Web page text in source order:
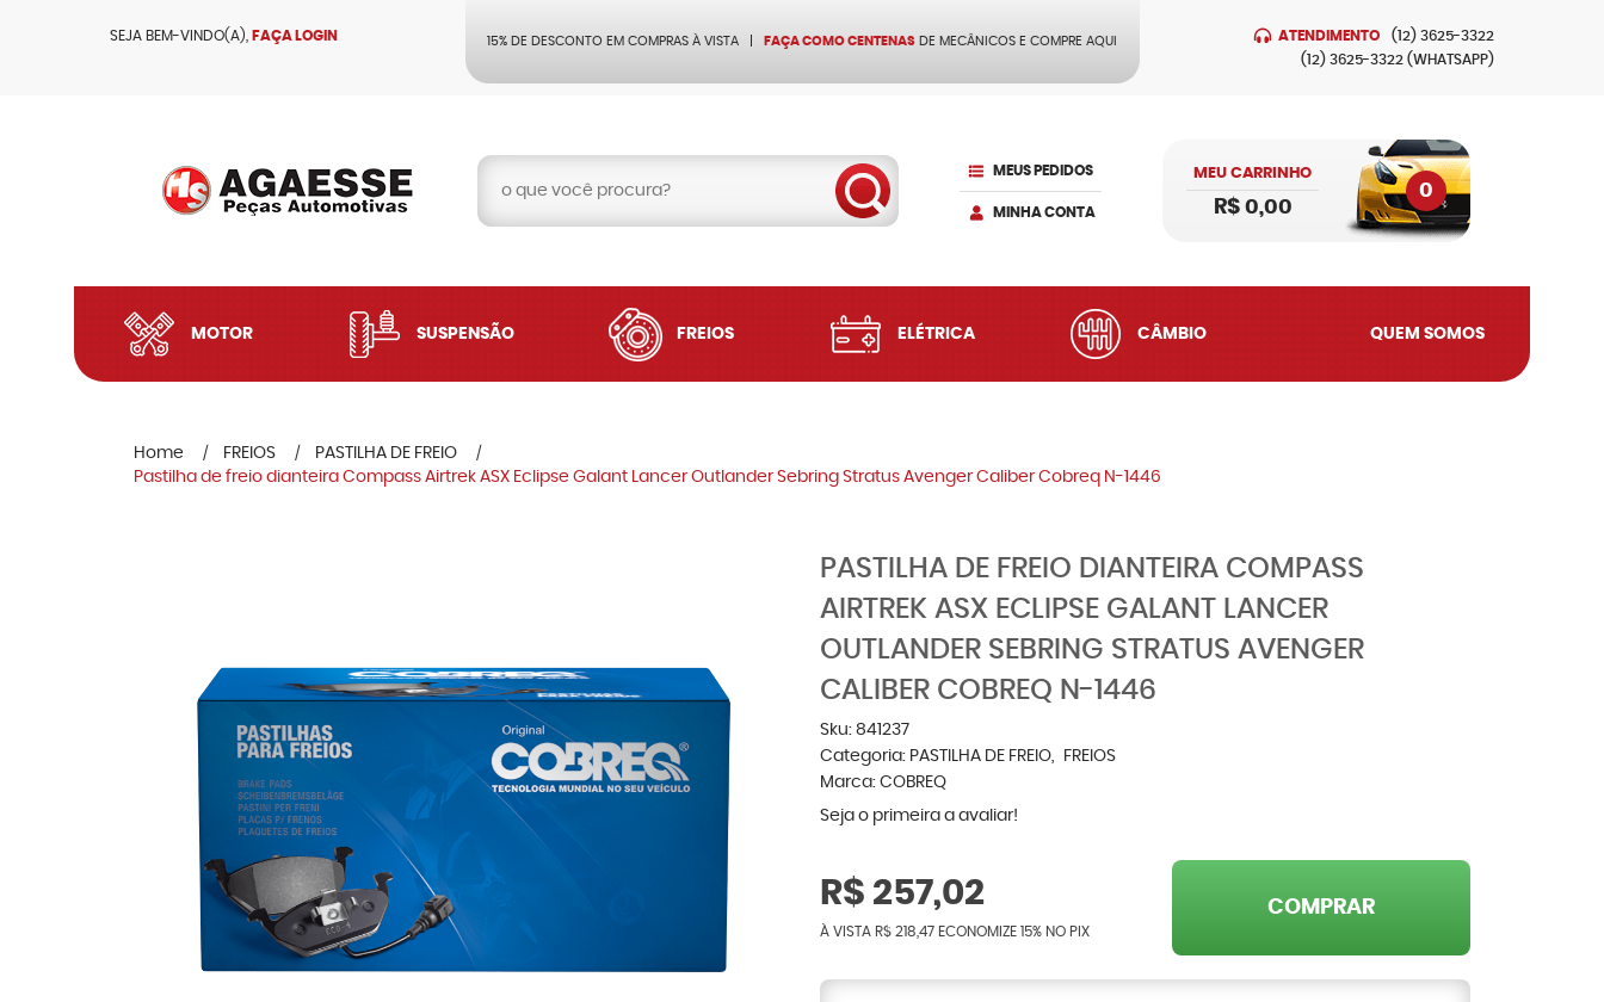
SEJA BEM-VINDO(A), FAÇA LOGIN 15% DE DESCONTO EM COMPRAS À VISTA FAÇA COMO CENTENAS DE MECÂNICOS E COMPRE AQUI ATENDIMENTO (12) 3625-3322
(12) 3625-3322 (WHATSAPP)
MEUS PEDIDOS
MINHA CONTA
MEU CARRINHO
0
R$ 0,00
MOTOR SUSPENSÃO FREIOS ELÉTRICA CÂMBIO QUEM SOMOS
Home FREIOS
PASTILHA DE FREIO
Pastilha de freio dianteira Compass Airtrek ASX Eclipse Galant Lancer Outlander Sebring Stratus Avenger Caliber Cobreq N-1446
PASTILHA DE FREIO DIANTEIRA COMPASS
AIRTREK ASX ECLIPSE GALANT LANCER
OUTLANDER SEBRING STRATUS AVENGER
CALIBER COBREQ N-1446
Sku: 841237
Categoria: PASTILHA DE FREIO
FREIOS
Marca: COBREQ
Seja o primeira a avaliar!
R$ 257,02
À VISTA R$ 218,47 ECONOMIZE 15% NO PIX
COMPRAR